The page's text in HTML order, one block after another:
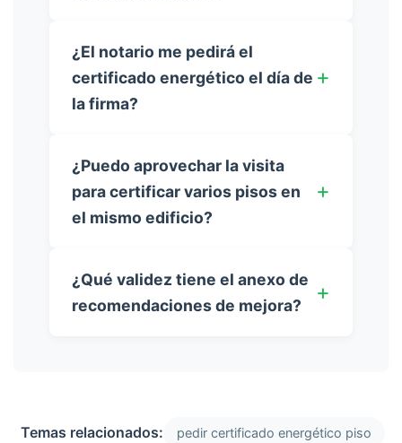
¿El notario me pedirá el
certificado energético el día de
la firma?
¿Puedo aprovechar la visita
para certificar varios pisos en
el mismo edificio?
¿Qué validez tiene el anexo de
recomendaciones de mejora?
Temas relacionados: pedir certificado energético piso